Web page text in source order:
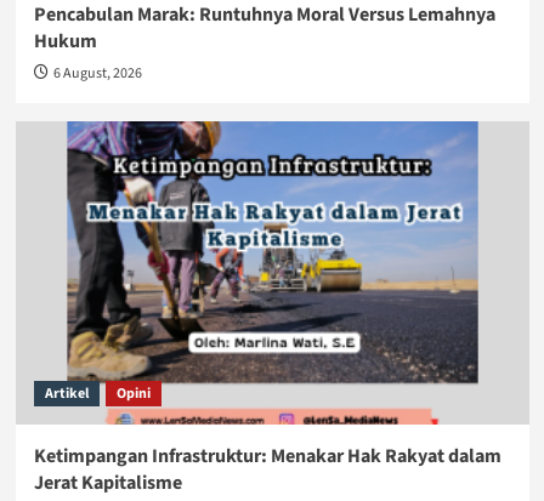
Pencabulan Marak: Runtuhnya Moral Versus Lemahnya
Hukum
6 August, 2026
Artikel Opini
Ketimpangan Infrastruktur: Menakar Hak Rakyat dalam
Jerat Kapitalisme